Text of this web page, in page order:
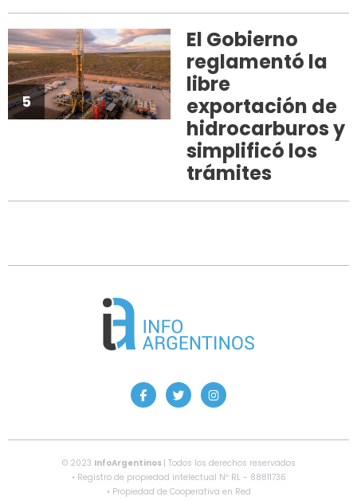
5
El Gobierno
reglamentó la
libre
exportación de
hidrocarburos y
simplificó los
trámites
© 2023 InfoArgentinos | Todos los derechos reservados
• Registro de propiedad intelectual Nº RL - 88811736
• Propiedad de Cooperativa en Red